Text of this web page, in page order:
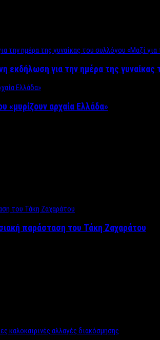
εκδήλωση για την ημέρα της γυναίκας
«μυρίζουν αρχαία Ελλάδα»
παράσταση του Τάκη Ζαχαράτου